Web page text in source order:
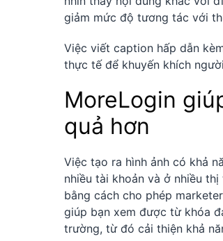
giảm mức độ tương tác với
Việc viết caption hấp dẫn
thực tế để khuyến khích
MoreLogin
quả hơn
Việc tạo ra hình ảnh có khả
nhiều tài khoản và ở nhiều
bằng cách cho phép
giúp bạn xem được từ khóa
trường, từ đó cải thiện khả